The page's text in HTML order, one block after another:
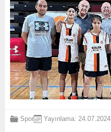
Spor Yayınlama: 24.07.2024